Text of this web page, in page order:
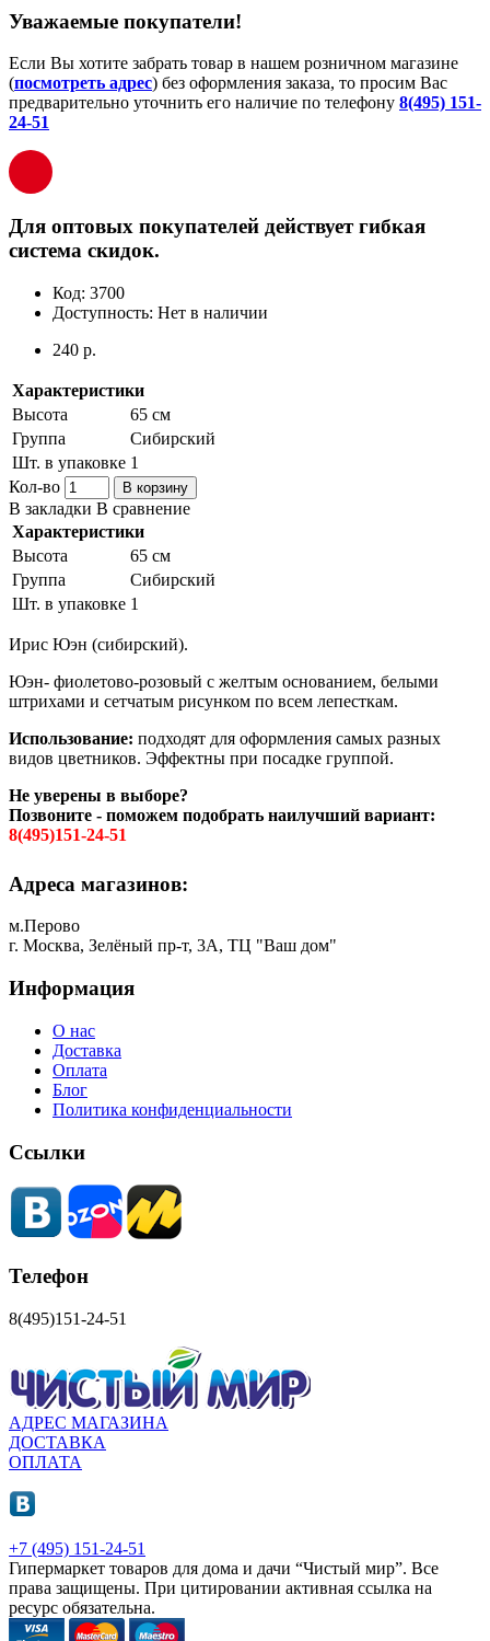
Уважаемые покупатели!
Если Вы хотите забрать товар в нашем розничном магазине
(посмотреть адрес) без оформления заказа, то просим Вас
предварительно уточнить его наличие по телефону 8(495) 151-
24-51
Для оптовых покупателей действует гибкая
система скидок.
Код: 3700
Доступность: Нет в наличии
240 р.
Характеристики
Высота
65 см
Группа
Сибирский
Шт. в упаковке 1
Кол-во
В корзину
В закладки В сравнение
Характеристики
Высота
65 см
Группа
Сибирский
Шт. в упаковке 1
Ирис Юэн (сибирский).
Юэн- фиолетово-розовый с желтым основанием, белыми
штрихами и сетчатым рисунком по всем лепесткам.
Использование: подходят для оформления самых разных
видов цветников. Эффектны при посадке группой.
Не уверены в выборе?
Позвоните - поможем подобрать наилучший вариант:
8(495)151-24-51
Адреса магазинов:
м.Перово
г. Москва, Зелёный пр-т, 3А, ТЦ "Ваш дом"
Информация
О нас
Доставка
Оплата
Блог
Политика конфиденциальности
Ссылки
Телефон
8(495)151-24-51
АДРЕС МАГАЗИНА
ДОСТАВКА
ОПЛАТА
+7 (495) 151-24-51
Гипермаркет товаров для дома и дачи “Чистый мир”. Все
права защищены. При цитировании активная ссылка на
ресурс обязательна.